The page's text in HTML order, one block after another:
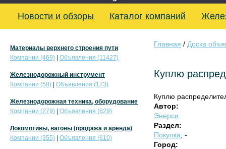
Новости и обзоры Каталог компаний
Главная / Доска
Куплю
Куплю
Автор:
Энерси
Раздел:
Покупка , -
Город:
Материалы верхнего строения пути
Компании (469)
Объявления (11427)
Железнодорожный инструмент
Компании (58)
Объявления (173)
Железнодорожная техника, оборудование
Компании (279)
Объявления (629)
Локомотивы, вагоны (продажа и аренда)
Компании (355)
Объявления (610)